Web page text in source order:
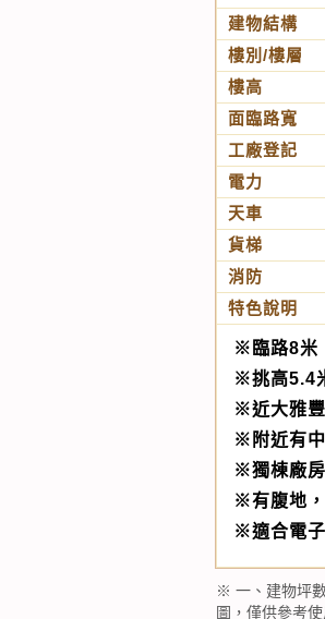
建物結構
樓別/樓層
樓高
面臨路寬
工廠登記
電力
天車
貨梯
消防
特色說明
※臨路8米
※挑高5.4
※近大雅
※附近有
※獨棟廠
※有腹地
※適合電
※ 一、建物坪
圖，僅供參考